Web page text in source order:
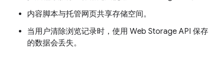
内容脚本与托管网页共享存储空间。
当用户清除浏览记录时，使用 Web Storage API 保存
的数据会丢失。